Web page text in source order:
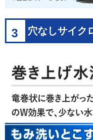
3 穴なしサイク